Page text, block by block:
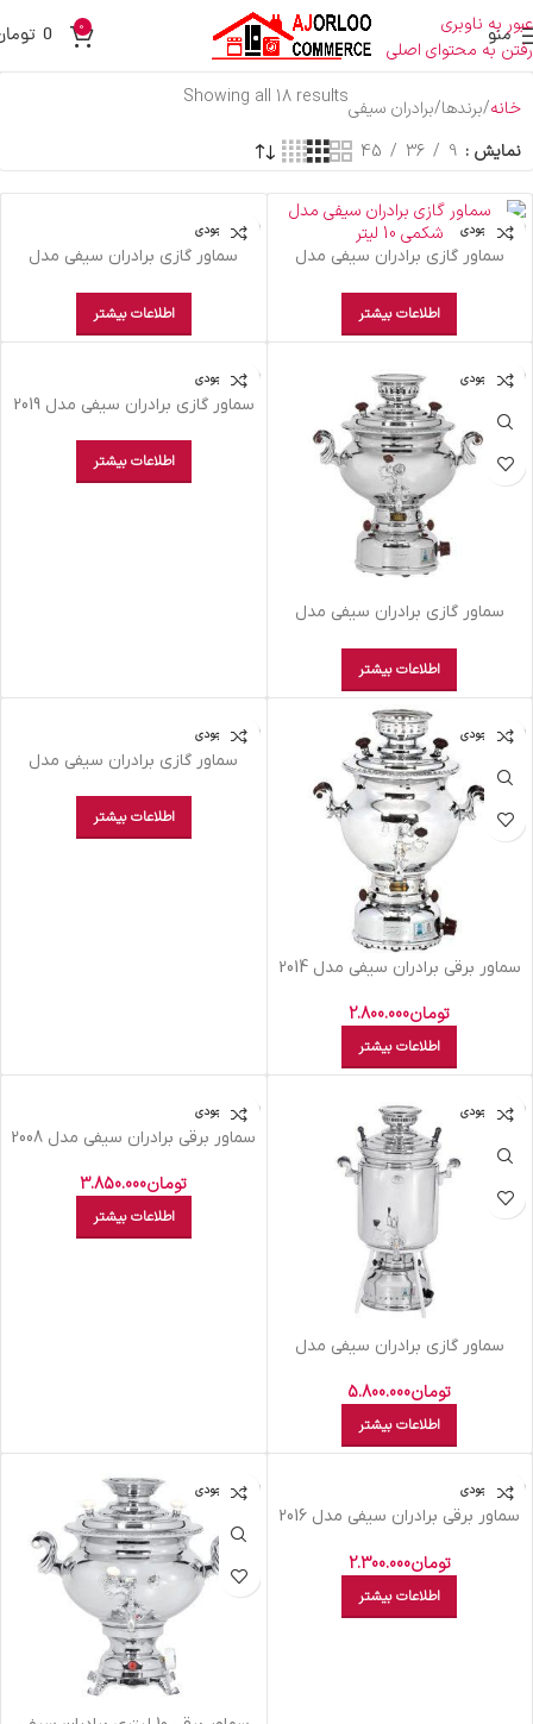
عبور به ناوبری
رفتن به محتوای اصلی
منو 0
0
خانه برندها برادران سیفیShowing all 18 results
نمایش 9
36
45
اتمام موجودی
سماور گازی برادران سیفی مدل
اطلاعات بیشتر
اتمام موجودی
سماور گازی برادران سیفی مدل
اطلاعات بیشتر
اتمام موجودی
سماور گازی برادران سیفی مدل
اطلاعات بیشتر
اتمام موجودی
سماور گازی برادران سیفی مدل 2019
اطلاعات بیشتر
اتمام موجودی
سماور برقی برادران سیفی مدل 2014
تومان2.800.000
اطلاعات بیشتر
اتمام موجودی
سماور گازی برادران سیفی مدل
اطلاعات بیشتر
اتمام موجودی
سماور گازی برادران سیفی مدل
تومان5.800.000
اطلاعات بیشتر
اتمام موجودی
سماور برقی برادران سیفی مدل 2008
تومان3.850.000
اطلاعات بیشتر
اتمام موجودی
سماور برقی برادران سیفی مدل 2016
تومان2.300.000
اطلاعات بیشتر
اتمام موجودی